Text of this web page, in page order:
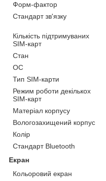
Форм-фактор
Стандарт зв'язку
Кількість підтримуваних
SIM-карт
Стан
ОС
Тип SIM-карти
Режим роботи декількох
SIM-карт
Матеріал корпусу
Вологозахищений корпус
Колір
Стандарт Bluetooth
Екран
Кольоровий екран